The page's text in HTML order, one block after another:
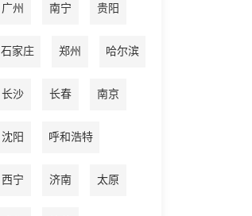
广州 南宁 贵阳
石家庄 郑州 哈尔滨
长沙 长春 南京
沈阳 呼和浩特
西宁 济南 太原